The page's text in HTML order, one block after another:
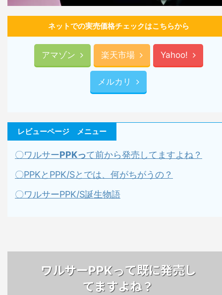
ネットでの実売価格チェックはこちらから
アマゾン 楽天市場 Yahoo!
メルカリ
レビューページ メニュー
〇ワルサーPPKって前から発売してますよね？
〇PPKとPPK/Sとでは、何がちがうの？
〇ワルサーPPK/S誕生物語
ワルサーPPKって既に発売し
てますよね？